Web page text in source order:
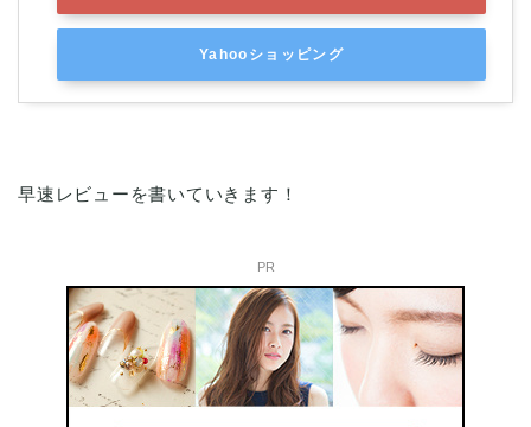
Yahooショッピング
早速レビューを書いていきます！
PR